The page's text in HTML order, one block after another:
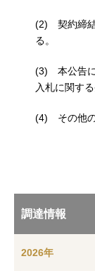
(2) 契約締結
る。
(3) 本公告に
入札に関す
(4) その他の
調達情報
2026年